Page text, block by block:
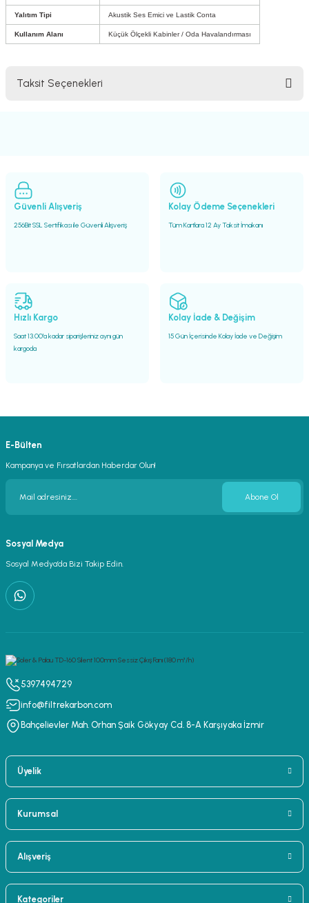
Yalıtım Tipi Akustik Ses Emici ve Lastik Conta
Kullanım Alanı Küçük Ölçekli Kabinler / Oda Havalandırması
Taksit Seçenekleri
Güvenli Alışveriş
256Bit SSL Sertifikası ile Güvenli Alışveriş
Kolay Ödeme Seçenekleri
Tüm Kartlara 12 Ay Taksit İmakanı
Hızlı Kargo
Saat 13.00'a kadar siparişleriniz aynı gün
kargoda
Kolay İade & Değişim
15 Gün İçerisinde Kolay İade ve Değişim
E-Bülten
Kampanya ve Fırsatlardan Haberdar Olun!
Abone Ol
Sosyal Medya
Sosyal Medya’da Bizi Takip Edin.
5397494729
info@filtrekarbon.com
Bahçelievler Mah. Orhan Şaik Gökyay Cd. 8-A Karşıyaka İzmir
Üyelik
Kurumsal
Alışveriş
Kategoriler